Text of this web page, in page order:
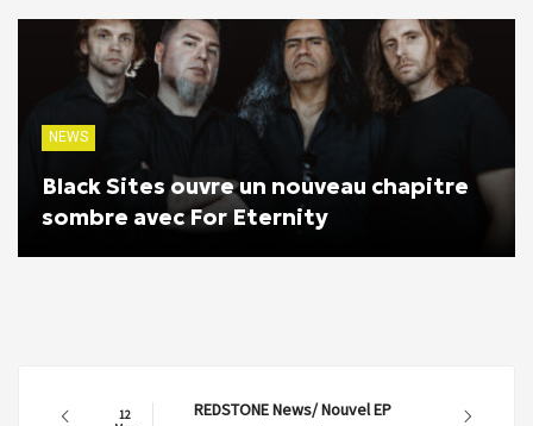
NEWS
Black Sites ouvre un nouveau chapitre
sombre avec For Eternity
12
REDSTONE News/ Nouvel EP